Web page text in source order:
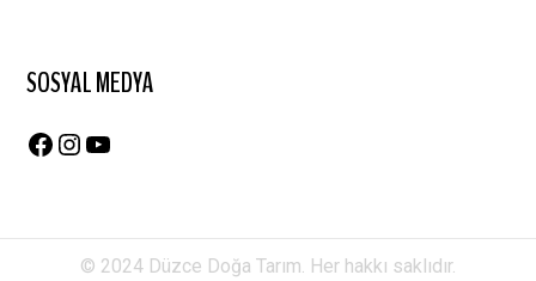
SOSYAL MEDYA
© 2024 Düzce Doğa Tarım. Her hakkı saklıdır.